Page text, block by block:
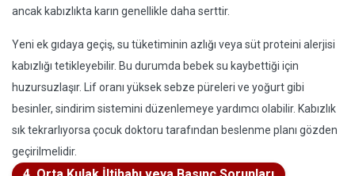
ancak kabızlıkta karın genellikle daha serttir.
Yeni ek gıdaya geçiş, su tüketiminin azlığı veya süt proteini alerjisi
kabızlığı tetikleyebilir. Bu durumda bebek su kaybettiği için
huzursuzlaşır. Lif oranı yüksek sebze püreleri ve yoğurt gibi
besinler, sindirim sistemini düzenlemeye yardımcı olabilir. Kabızlık
sık tekrarlıyorsa çocuk doktoru tarafından beslenme planı gözden
geçirilmelidir.